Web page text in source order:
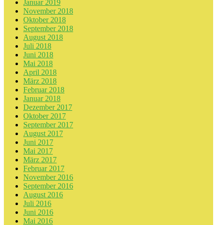
Januar 2019
November 2018
Oktober 2018
September 2018
August 2018
Juli 2018
Juni 2018
Mai 2018
April 2018
März 2018
Februar 2018
Januar 2018
Dezember 2017
Oktober 2017
September 2017
August 2017
Juni 2017
Mai 2017
März 2017
Februar 2017
November 2016
September 2016
August 2016
Juli 2016
Juni 2016
Mai 2016